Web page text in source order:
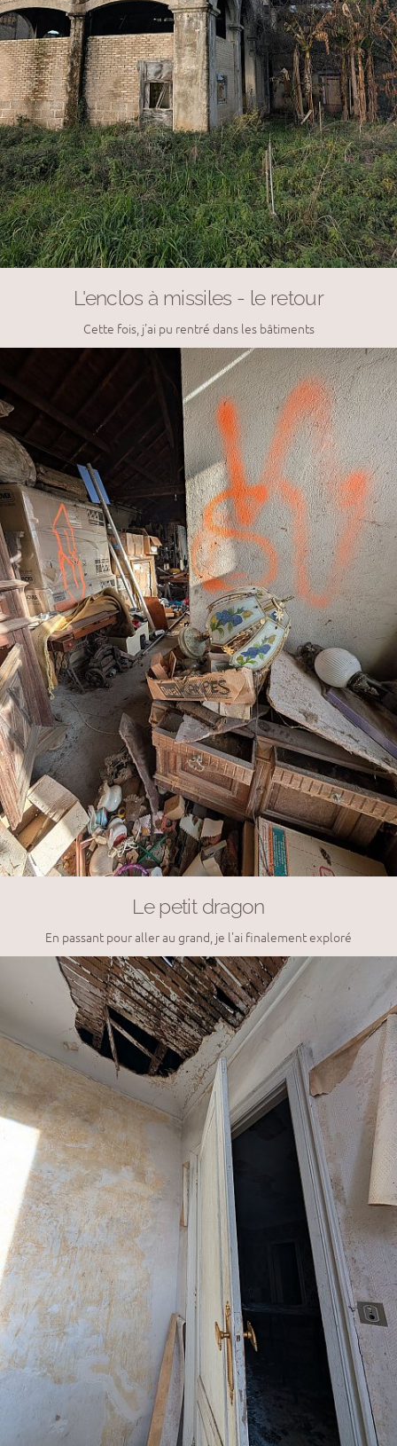
L'enclos à missiles - le retour
Cette fois, j'ai pu rentré dans les bâtiments
Le petit dragon
En passant pour aller au grand, je l'ai finalement exploré